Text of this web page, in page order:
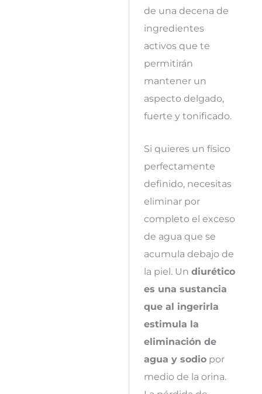
de una decena de
ingredientes
activos que te
permitirán
mantener un
aspecto delgado,
fuerte y tonificado.
Si quieres un físico
perfectamente
definido, necesitas
eliminar por
completo el exceso
de agua que se
acumula debajo de
la piel. Un diurético
es una sustancia
que al ingerirla
estimula la
eliminación de
agua y sodiopor
medio de la orina.